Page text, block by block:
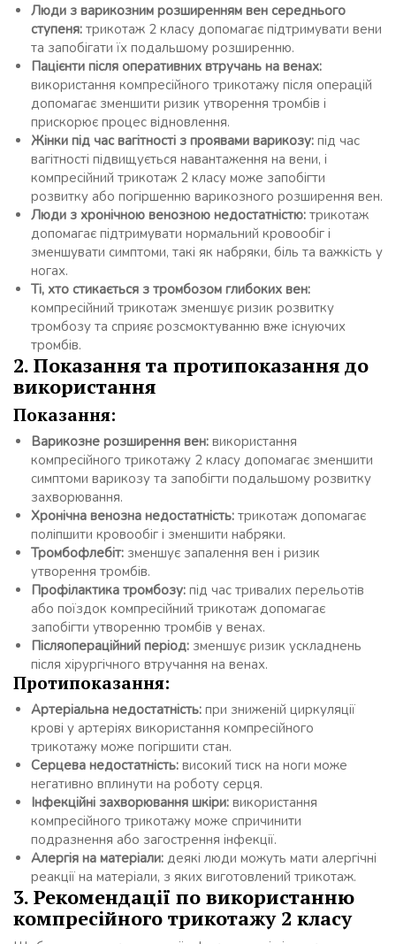
Люди з варикозним розширенням вен середнього
ступеня: трикотаж 2 класу допомагає підтримувати вени
та запобігати їх подальшому розширенню.
Пацієнти після оперативних втручань на венах:
використання компресійного трикотажу після операцій
допомагає зменшити ризик утворення тромбів і
прискорює процес відновлення.
Жінки під час вагітності з проявами варикозу: під час
вагітності підвищується навантаження на вени, і
компресійний трикотаж 2 класу може запобігти
розвитку або погіршенню варикозного розширення вен.
Люди з хронічною венозною недостатністю: трикотаж
допомагає підтримувати нормальний кровообіг і
зменшувати симптоми, такі як набряки, біль та важкість у
ногах.
Ті, хто стикається з тромбозом глибоких вен:
компресійний трикотаж зменшує ризик розвитку
тромбозу та сприяє розсмоктуванню вже існуючих
тромбів.
2. Показання та протипоказання до
використання
Показання:
Варикозне розширення вен: використання
компресійного трикотажу 2 класу допомагає зменшити
симптоми варикозу та запобігти подальшому розвитку
захворювання.
Хронічна венозна недостатність: трикотаж допомагає
поліпшити кровообіг і зменшити набряки.
Тромбофлебіт: зменшує запалення вен і ризик
утворення тромбів.
Профілактика тромбозу: під час тривалих перельотів
або поїздок компресійний трикотаж допомагає
запобігти утворенню тромбів у венах.
Післяопераційний період: зменшує ризик ускладнень
після хірургічного втручання на венах.
Протипоказання:
Артеріальна недостатність: при зниженій циркуляції
крові у артеріях використання компресійного
трикотажу може погіршити стан.
Серцева недостатність: високий тиск на ноги може
негативно вплинути на роботу серця.
Інфекційні захворювання шкіри: використання
компресійного трикотажу може спричинити
подразнення або загострення інфекції.
Алергія на матеріали: деякі люди можуть мати алергічні
реакції на матеріали, з яких виготовлений трикотаж.
3. Рекомендації по використанню
компресійного трикотажу 2 класу